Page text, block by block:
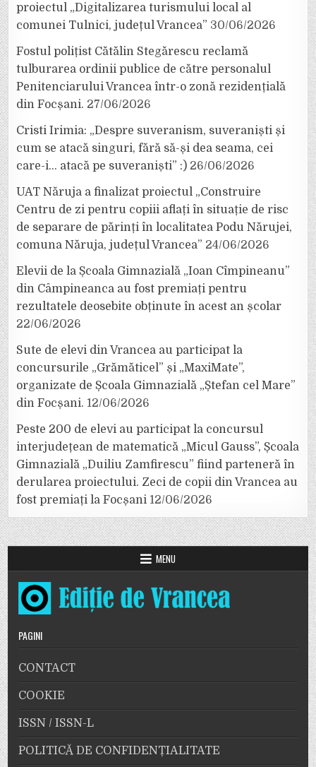
proiectul „Digitalizarea turismului local al
comunei Tulnici, județul Vrancea” 30/06/2026
Fostul polițist Cătălin Stegărescu reclamă
tulburarea ordinii publice de către personalul
Penitenciarului Vrancea într-o zonă rezidențială
din Focșani. 27/06/2026
Cristi Irimia: „Despre suveranism, suveraniști și
cum se atacă singuri, fără să-și dea seama, cei
care-i… atacă pe suveraniști” :) 26/06/2026
UAT Năruja a finalizat proiectul „Construire
Centru de zi pentru copiii aflați în situație de risc
de separare de părinți în localitatea Podu Nărujei,
comuna Năruja, județul Vrancea” 24/06/2026
Elevii de la Școala Gimnazială „Ioan Cîmpineanu”
din Câmpineanca au fost premiați pentru
rezultatele deosebite obținute în acest an școlar
22/06/2026
Sute de elevi din Vrancea au participat la
concursurile „Grămăticel” și „MaxiMate”,
organizate de Școala Gimnazială „Ștefan cel Mare”
din Focșani. 12/06/2026
Peste 200 de elevi au participat la concursul
interjudețean de matematică „Micul Gauss”, Școala
Gimnazială „Duiliu Zamfirescu” fiind parteneră în
derularea proiectului. Zeci de copii din Vrancea au
fost premiați la Focșani 12/06/2026
MENU
PAGINI
CONTACT
COOKIE
ISSN / ISSN-L
POLITICĂ DE CONFIDENȚIALITATE